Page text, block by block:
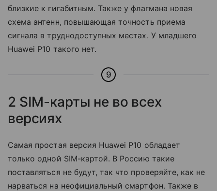
близкие к гигабитным. Также у флагмана новая
схема антенн, повышающая точность приема
сигнала в труднодоступных местах. У младшего
Huawei P10 такого нет.
9
2 SIM-карты не во всех
версиях
Самая простая версия Huawei P10 обладает
только одной SIM-картой. В Россию такие
поставляться не будут, так что проверяйте, как не
нарваться на неофициальный смартфон. Также в